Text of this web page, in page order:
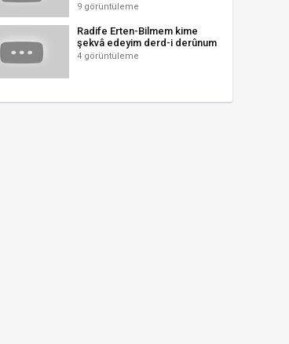
9 görüntüleme
Radife Erten-Bilmem kime
şekvâ edeyim derd-i derûnum
4 görüntüleme